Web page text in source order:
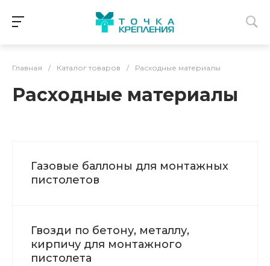
Главная / Каталог товаров / Расходные материалы
Расходные материалы
Газовые баллоны для монтажных
пистолетов
Гвозди по бетону, металлу,
кирпичу для монтажного
пистолета